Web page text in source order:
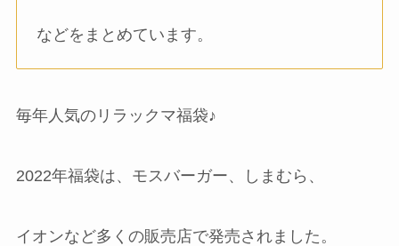
などをまとめています。
毎年人気のリラックマ福袋♪
2022年福袋は、モスバーガー、しまむら、
イオンなど多くの販売店で発売されました。